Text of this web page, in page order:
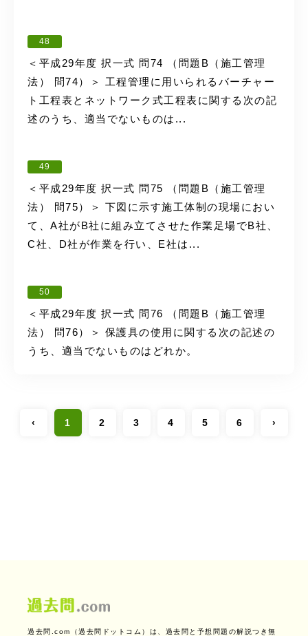
48
＜平成29年度 択一式 問74 （問題B（施工管理
法） 問74）＞ 工程管理に用いられるバーチャー
ト工程表とネットワーク式工程表に関する次の記
述のうち、適当でないものは...
49
＜平成29年度 択一式 問75 （問題B（施工管理
法） 問75）＞ 下図に示す施工体制の現場におい
て、A社がB社に組み立てさせた作業足場でB社、
C社、D社が作業を行い、E社は...
50
＜平成29年度 択一式 問76 （問題B（施工管理
法） 問76）＞ 保護具の使用に関する次の記述の
うち、適当でないものはどれか。
‹ 1 2 3 4 5 6 ›
過去問.com（過去問ドットコム）は、過去問と予想問題の解説つき無